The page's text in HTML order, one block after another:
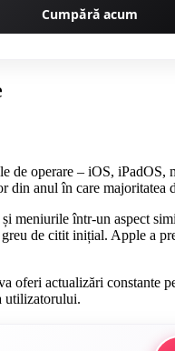
Cumpără acum
de operare – iOS,
din anul în care majoritatea
meniurile într-un aspect
de citit inițial. Apple a
actualizări constante
utilizatorului.